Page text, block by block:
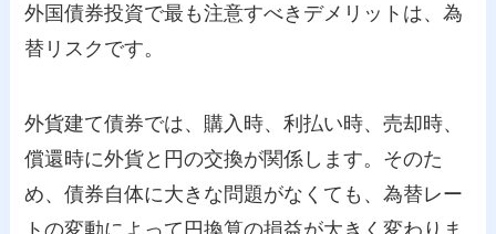
外国債券投資で最も注意すべきデメリットは、為
替リスクです。
外貨建て債券では、購入時、利払い時、売却時、
償還時に外貨と円の交換が関係します。そのた
め、債券自体に大きな問題がなくても、為替レー
トの変動によって円換算の損益が大きく変わりま